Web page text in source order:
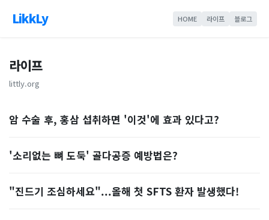
LikkLy HOME 라이프 블로그
라이프
littly.org
암 수술 후, 홍삼 섭취하면 '이것'에 효과 있다고?
'소리없는 뼈 도둑' 골다공증 예방법은?
"진드기 조심하세요"...올해 첫 SFTS 환자 발생했다!